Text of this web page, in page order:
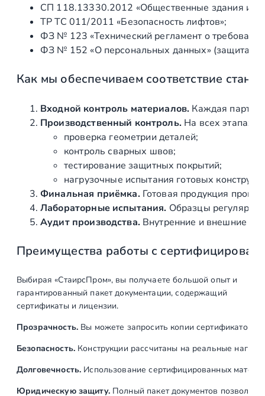
л
о
п
л
р
о
а
я
U
O
(
A
I
6
СП 118.13330.2012 «Общественные здания и
ТР ТС 011/2011 «Безопасность лифтов»;
ФЗ № 123 «Технический регламент о
ФЗ № 152 «О персональных данных» (защита
Как мы обеспечиваем соответствие
Входной контроль материалов. Каждая партия
Производственный контроль.На всех этапах
проверка геометрии деталей;
контроль сварных швов;
тестирование защитных покрытий;
нагрузочные испытания готовых
Финальная приёмка.Готовая продукция
Лабораторные испытания. Образцы регулярно
Аудит производства.Внутренние и внешние
Преимущества работы с
Выбирая «СтаирсПром», вы получаете большой опыт и
гарантированный пакет документации, содержащий
сертификаты и лицензии.
Прозрачность.Вы можете запросить копии сертификатов
Безопасность.Конструкции рассчитаны на реальные
Долговечность. Использование сертифицированных
Юридическую защиту.Полный пакет документов позволяет: